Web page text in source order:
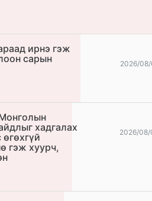
ирнэ гэж
сарын
2026/
хадгалах
гэж хуурч,
2026/08/